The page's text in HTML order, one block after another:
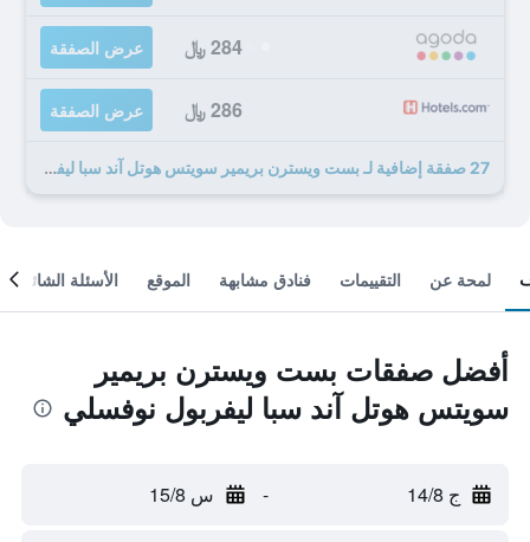
284 ﷼ عرض الصفقة
286 ﷼ عرض الصفقة
27 صفقة إضافية لـ بست ويسترن بريمير سويتس هوتل آند سبا ليفربول نوفسلي
لمحة عن التقييمات فنادق مشابهة الموقع الأسئلة الشائعة
أفضل صفقات بست ويسترن بريمير
سويتس هوتل آند سبا ليفربول نوفسلي
ج 14/8 - س 15/8